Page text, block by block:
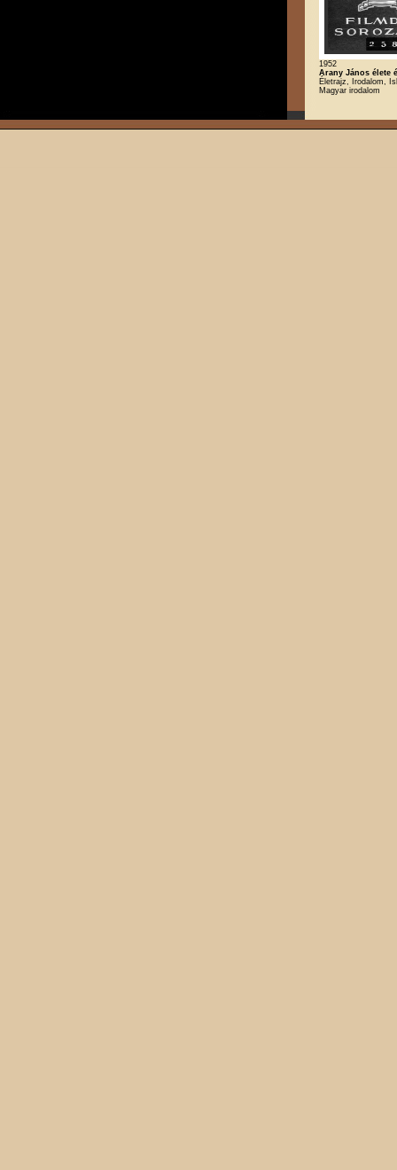
1952
Arany János élete
Életrajz, Irodalom,
Magyar irodalom